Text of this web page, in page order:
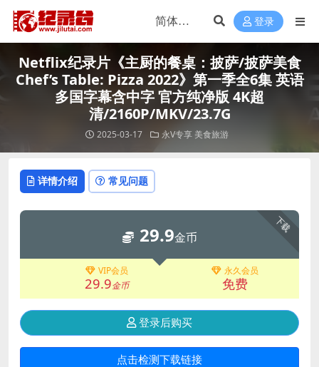
登录
Netflix纪录片《主厨的餐桌：披萨/披萨美食
Chef’s Table: Pizza 2022》第一季全6集 英语
多国字幕含中字 官方纯净版 4K超
清/2160P/MKV/23.7G
2025-03-17 永V专享 美食旅游
详情介绍 常见问题
下载
29.9金币
VIP会员
29.9金币
永久会员
免费
登录后购买
点击检测下载链接